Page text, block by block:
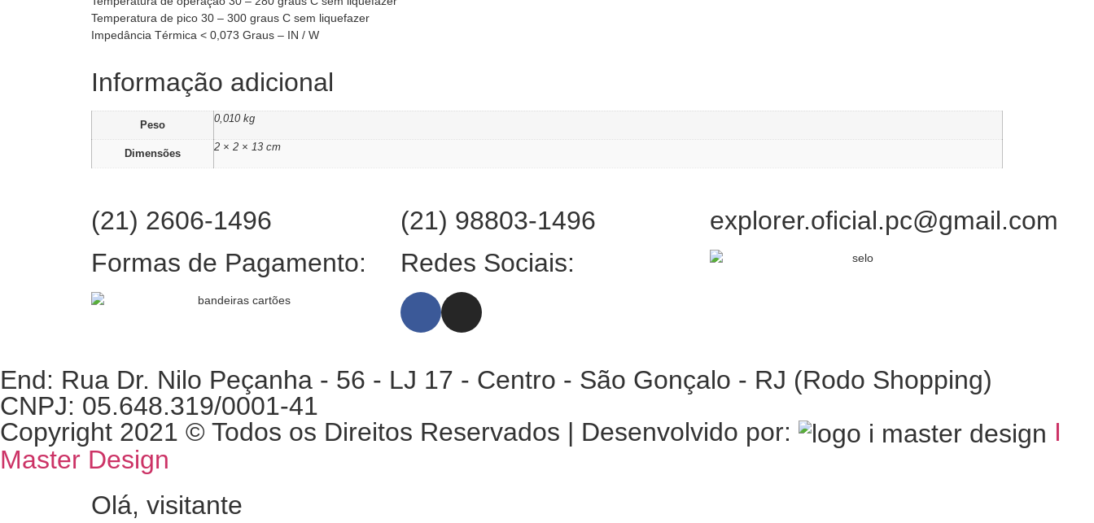
Temperatura de pico 30 – 300 graus C sem liquefazer
Impedância Térmica < 0,073 Graus – IN / W
Informação adicional
Peso
0,010 kg
Dimensões
2 × 2 × 13 cm
(21) 2606-1496 (21) 98803-1496
explorer.oficial.pc@gmail.com
Formas de Pagamento:
Redes Sociais:
End: Rua Dr. Nilo Peçanha - 56 - LJ 17 - Centro - São Gonçalo - RJ (Rodo Shopping)
CNPJ: 05.648.319/0001-41
Copyright 2021 © Todos os Direitos Reservados | Desenvolvido por:
I
Master Design
Olá, visitante